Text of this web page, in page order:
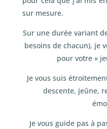
sur mesure.
Sur une durée variant
besoins de chacun), je
pour votre «
Je vous suis
descente, jeûne,
Je vous guide pas à